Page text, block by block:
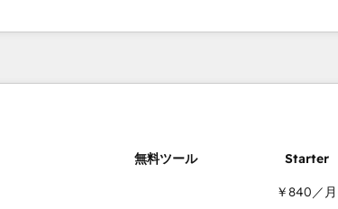
￥840 ／月